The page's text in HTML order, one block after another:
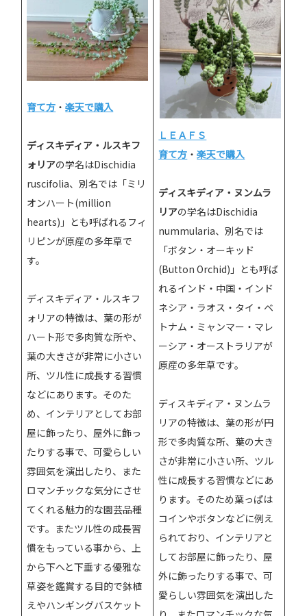
育て方 ・楽天で購入
ディスキディア・ルスキフ
ォリアの学名はDischidia
ruscifolia、別名では「ミリ
オンハート(million
hearts)」とも呼ばれるフィ
リピンが原産の多年草で
す。
ディスキディア・ルスキフ
ォリアの特徴は、葉の形が
ハート形で多肉質な所や、
葉の大きさが非常に小さい
所、ツル性に成長する習慣
などにあります。そのた
め、インテリアとしてお部
屋に飾ったり、屋外に飾っ
たりする事で、可愛らしい
雰囲気を演出したり、また
ロマンチックな気分にさせ
てくれる魅力的な園芸品種
です。またツル性の成長習
慣をもっている事から、上
から下へと下垂する優雅な
草姿を鑑賞する目的で鉢植
えやハンギングバスケット
ＬＥＡＦＳ
育て方 ・楽天で購入
ディスキディア・ヌンムラ
リアの学名はDischidia
nummularia、別名では
「ボタン・オーキッド
(Button Orchid)」とも呼ば
れるインド・中国・インド
ネシア・ラオス・タイ・ベ
トナム・ミャンマー・マレ
ーシア・オーストラリアが
原産の多年草です。
ディスキディア・ヌンムラ
リアの特徴は、葉の形が円
形で多肉質な所、葉の大き
さが非常に小さい所、ツル
性に成長する習慣などにあ
ります。そのため葉っぱは
コインやボタンなどに例え
られており、インテリアと
してお部屋に飾ったり、屋
外に飾ったりする事で、可
愛らしい雰囲気を演出した